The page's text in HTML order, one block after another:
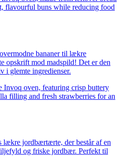
bananer til lækre
opskrift mod madspild! Det er den
i glemte ingredienser.
jordbærtærte, der består af en
og friske jordbær. Perfekt til